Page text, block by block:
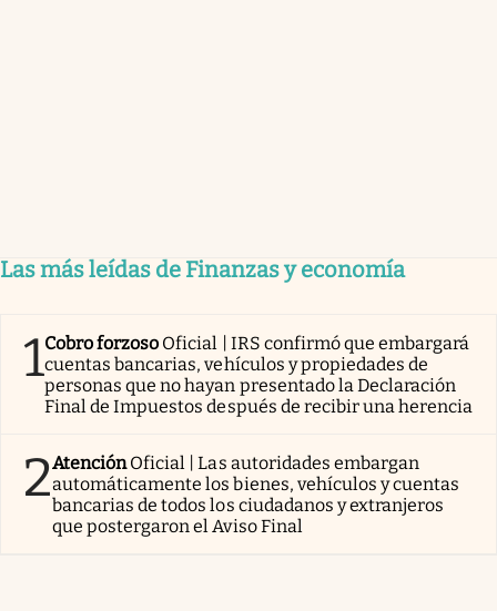
Las más leídas de Finanzas y economía
1Cobro forzoso Oficial | IRS confirmó que embargará
cuentas bancarias, vehículos y propiedades de
personas que no hayan presentado la Declaración
Final de Impuestos después de recibir una herencia
2AtenciónOficial | Las autoridades embargan
automáticamente los bienes, vehículos y cuentas
bancarias de todos los ciudadanos y extranjeros
que postergaron el Aviso Final